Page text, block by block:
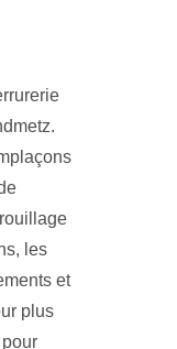
les
et
plus